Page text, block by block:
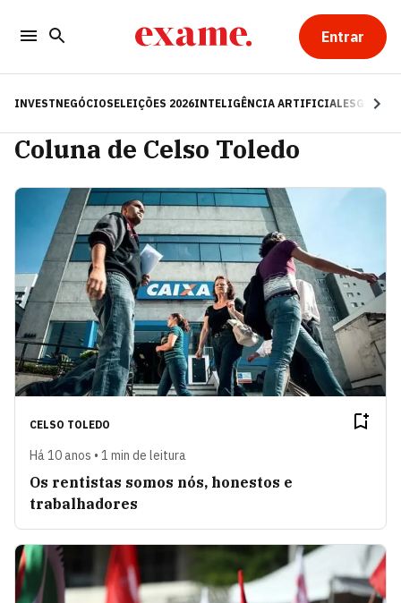
Entrar
INVESTNEGÓCIOSELEIÇÕES 2026INTELIGÊNCIA ARTIFICIALESG
Coluna de Celso Toledo
CELSO TOLEDO
Há 10 anos • 1 min de leitura
Os rentistas somos nós, honestos e
trabalhadores